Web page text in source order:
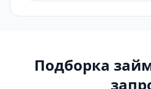
Подборка